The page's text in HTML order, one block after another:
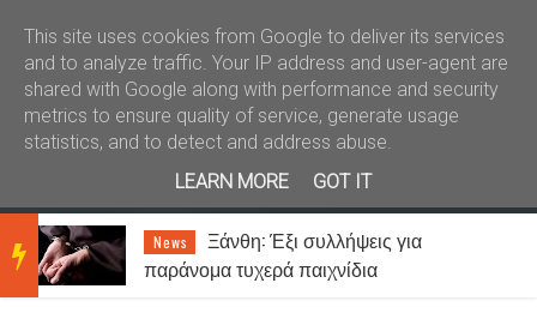
Καλώς ήλθατε Kral News
BRE News
Καιρός: Ζέστη με λίγες νεφώσεις
και 7 μποφόρ μελτέμι
This site uses cookies from Google to deliver its services
and to analyze traffic. Your IP address and user-agent are
shared with Google along with performance and security
metrics to ensure quality of service, generate usage
statistics, and to detect and address abuse.
LEARN MORE
GOT IT